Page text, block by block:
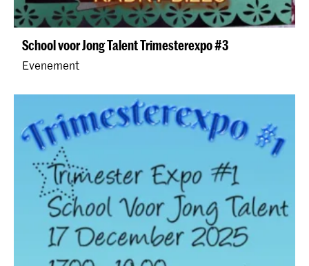
School voor Jong Talent Trimesterexpo #3
Evenement